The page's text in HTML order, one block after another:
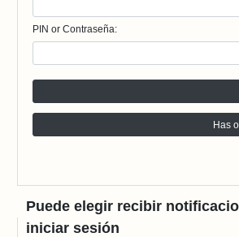
PIN or Contraseña:
Has
Puede elegir recibir
iniciar sesión